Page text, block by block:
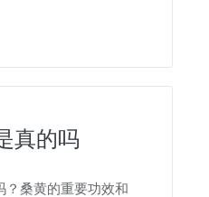
真的吗
？桑黄的重要功效和